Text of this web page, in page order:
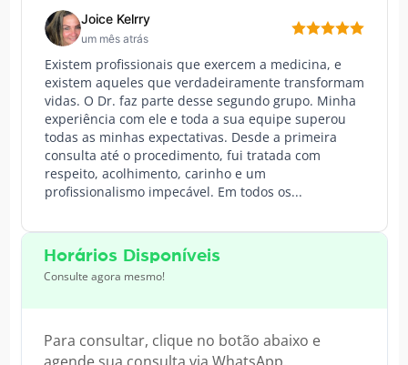
Joice Kelrry
um mês atrás
Existem profissionais que exercem a medicina, e
existem aqueles que verdadeiramente transformam
vidas. O Dr. faz parte desse segundo grupo. Minha
experiência com ele e toda a sua equipe superou
todas as minhas expectativas. Desde a primeira
consulta até o procedimento, fui tratada com
respeito, acolhimento, carinho e um
profissionalismo impecável. Em todos os...
Horários Disponíveis
Consulte agora mesmo!
Para consultar, clique no botão abaixo e